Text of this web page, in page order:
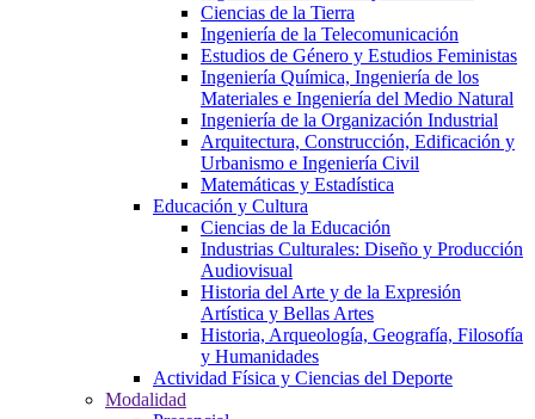
Ciencias de la Tierra
Ingeniería de la Telecomunicación
Estudios de Género y Estudios Feministas
Ingeniería Química, Ingeniería de los
Materiales e Ingeniería del Medio Natural
Ingeniería de la Organización Industrial
Arquitectura, Construcción, Edificación y
Urbanismo e Ingeniería Civil
Matemáticas y Estadística
Educación y Cultura
Ciencias de la Educación
Industrias Culturales: Diseño y Producción
Audiovisual
Historia del Arte y de la Expresión
Artística y Bellas Artes
Historia, Arqueología, Geografía, Filosofía
y Humanidades
Actividad Física y Ciencias del Deporte
Modalidad